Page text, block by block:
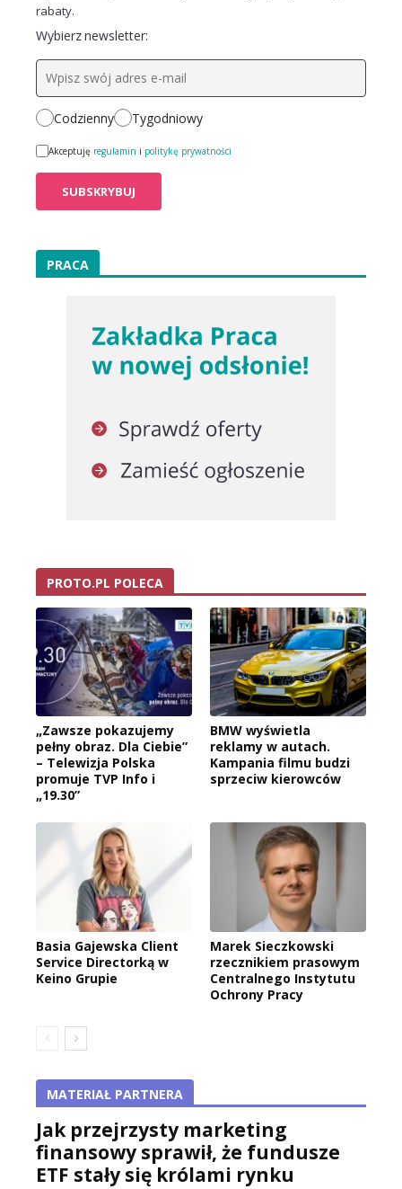
rabaty.
Wybierz newsletter:
Codzienny Tygodniowy
Akceptuję regulamin i politykę prywatności
PRACA
PROTO.PL POLECA
„Zawsze pokazujemy
pełny obraz. Dla Ciebie”
– Telewizja Polska
promuje TVP Info i
„19.30”
BMW wyświetla
reklamy w autach.
Kampania filmu budzi
sprzeciw kierowców
Basia Gajewska Client
Service Directorką w
Keino Grupie
Marek Sieczkowski
rzecznikiem prasowym
Centralnego Instytutu
Ochrony Pracy
MATERIAŁ PARTNERA
Jak przejrzysty marketing
finansowy sprawił, że fundusze
ETF stały się królami rynku